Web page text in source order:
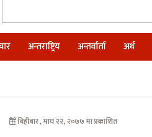
अन्तराष्ट्रिय अन्तर्वार्ता अर्थ
बिहीबार , माघ २२, २०७७ मा प्रकाशित